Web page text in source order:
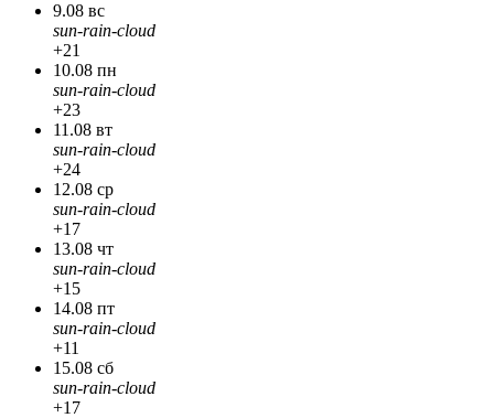
9.08 вс
sun-rain-cloud
+21
10.08 пн
sun-rain-cloud
+23
11.08 вт
sun-rain-cloud
+24
12.08 ср
sun-rain-cloud
+17
13.08 чт
sun-rain-cloud
+15
14.08 пт
sun-rain-cloud
+11
15.08 сб
sun-rain-cloud
+17